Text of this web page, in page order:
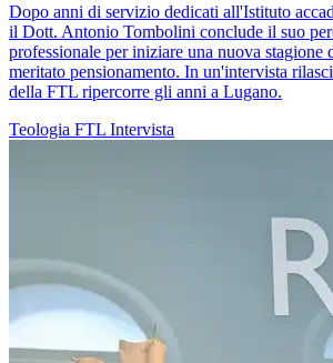
Dopo anni di servizio dedicati all'Istituto
il Dott. Antonio Tombolini conclude il suo
professionale per iniziare una nuova stagione
meritato pensionamento. In un'intervista
della FTL ripercorre gli anni a Lugano.
Teologia FTL Intervista